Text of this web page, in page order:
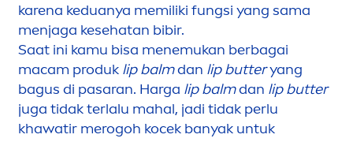
karena keduanya memiliki fungsi yang sama
menjaga kesehatan bibir.
Saat ini kamu bisa menemukan berbagai
macam produk lipbalmdan lip butteryang
bagus di pasaran. Harga lipbalmdan lip butter
juga tidak terlalu mahal, jadi tidak perlu
khawatir merogoh kocek banyak untuk